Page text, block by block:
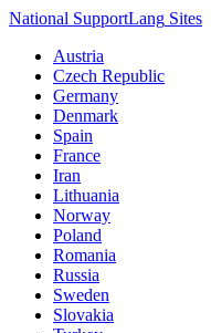
National SupportLang Sites
Austria
Czech Republic
Germany
Denmark
Spain
France
Iran
Lithuania
Norway
Poland
Romania
Russia
Sweden
Slovakia